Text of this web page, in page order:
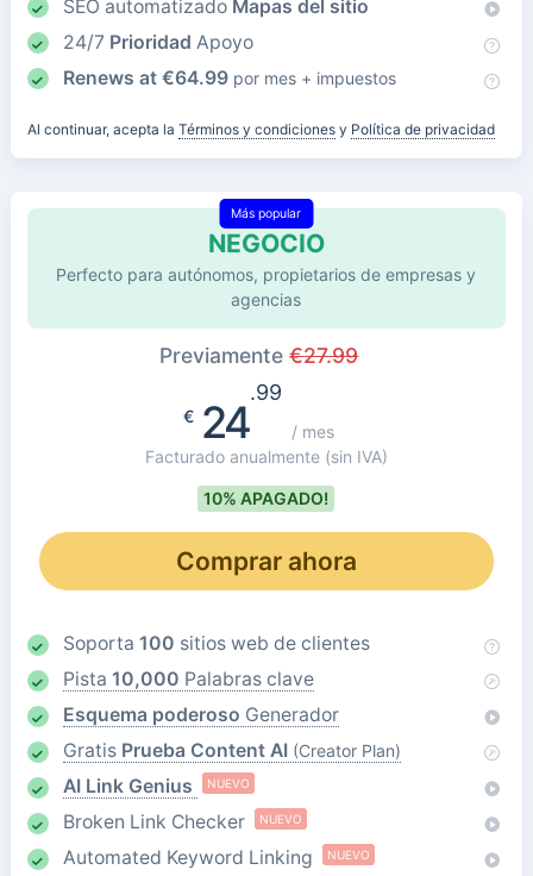
SEO automatizado Mapas del sitio
24/7 Prioridad Apoyo
Renews at €64.99 por mes + impuestos
Al continuar, acepta la Términos y condicionesy Política de privacidad
NEGOCIO
Más popular
Perfecto para autónomos, propietarios de empresas y
agencias
Previamente€27.99
€24
.99
/ mes
Facturado anualmente (sin IVA)
10% APAGADO!
Comprar ahora
Soporta 100 sitios web de clientes
Pista 10,000 Palabras clave
Esquema poderoso Generador
Gratis Prueba Content AI (Creator Plan)
AI Link Genius NUEVO
Broken Link Checker NUEVO
Automated Keyword Linking NUEVO